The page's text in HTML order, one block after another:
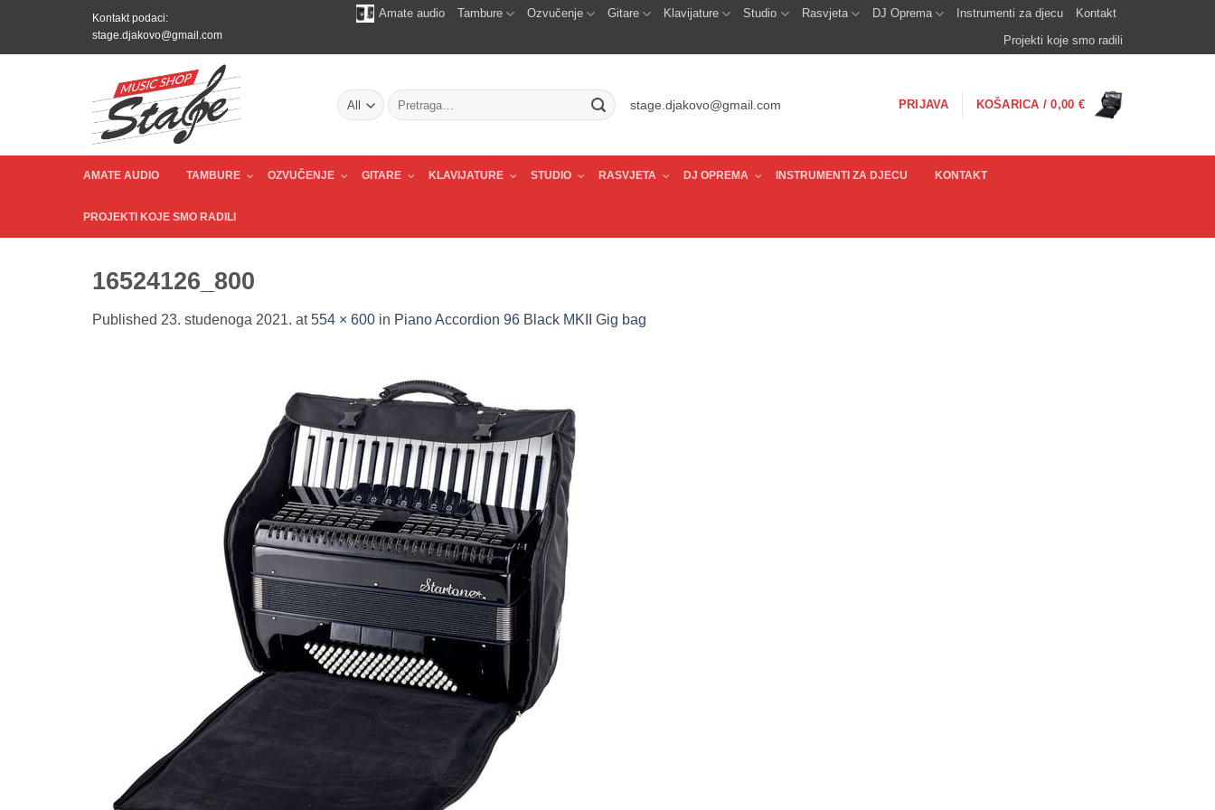
content
Kontakt podaci:
stage.djakovo@gmail.com
Amate audio Tambure Ozvučenje Gitare Klavijature Studio Rasvjeta DJ Oprema Instrumenti za djecu
Kontakt
Projekti koje smo radili
Pretraži:
stage.djakovo@gmail.com PRIJAVA KOŠARICA /0,00 €
AMATE AUDIO TAMBURE OZVUČENJE GITARE KLAVIJATURE STUDIO RASVJETA DJ OPREMA INSTRUMENTI ZA DJECU KONTAKT
PROJEKTI KOJE SMO RADILI
16524126_800
Published 23. studenoga 2021. at554 × 600 in Piano Accordion 96 Black MKII Gig bag